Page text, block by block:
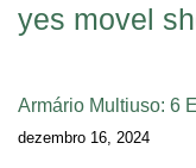
yes movel
Armário Multiuso: 6
dezembro 16, 2024